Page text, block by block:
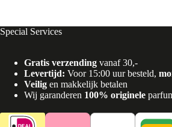
Special Services
Gratis verzending vanaf 30,-
Levertijd: Voor 15:00 uur besteld,
Veilig en makkelijk betalen
Wij garanderen 100% originele